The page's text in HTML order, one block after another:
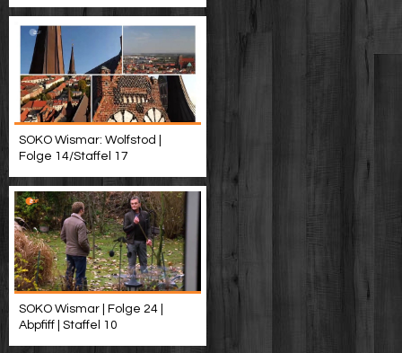
SOKO Wismar: Wolfstod |
Folge 14/Staffel 17
SOKO Wismar | Folge 24 |
Abpfiff | Staffel 10